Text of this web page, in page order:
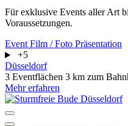
Für exklusive Events aller Art
Voraussetzungen.
Event Film / Foto Präsentation
+5
Düsseldorf
3 Eventflächen 3 km zum
Mehr erfahren